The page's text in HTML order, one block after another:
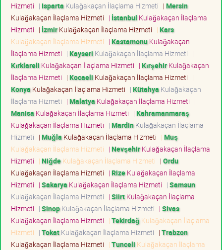
Hizmeti | Isparta Kulağakaçan İlaçlama Hizmeti | Mersin
Kulağakaçan İlaçlama Hizmeti | İstanbul Kulağakaçan İlaçlama
Hizmeti | İzmirKulağakaçan İlaçlama Hizmeti | Kars
Kulağakaçan İlaçlama Hizmeti | KastamonuKulağakaçan
İlaçlama Hizmeti | Kayseri Kulağakaçan İlaçlama Hizmeti |
Kırklareli Kulağakaçan İlaçlama Hizmeti | KırşehirKulağakaçan
İlaçlama Hizmeti | Kocaeli Kulağakaçan İlaçlama Hizmeti |
Konya Kulağakaçan İlaçlama Hizmeti | Kütahya Kulağakaçan
İlaçlama Hizmeti | Malatya Kulağakaçan İlaçlama Hizmeti |
Manisa Kulağakaçan İlaçlama Hizmeti | Kahramanmaraş
Kulağakaçan İlaçlama Hizmeti | MardinKulağakaçan İlaçlama
Hizmeti | Muğla Kulağakaçan İlaçlama Hizmeti | Muş
Kulağakaçan İlaçlama Hizmeti | NevşehirKulağakaçan İlaçlama
Hizmeti | NiğdeKulağakaçan İlaçlama Hizmeti | Ordu
Kulağakaçan İlaçlama Hizmeti | RizeKulağakaçan İlaçlama
Hizmeti | Sakarya Kulağakaçan İlaçlama Hizmeti | Samsun
Kulağakaçan İlaçlama Hizmeti | SiirtKulağakaçan İlaçlama
Hizmeti | SinopKulağakaçan İlaçlama Hizmeti | Sivas
Kulağakaçan İlaçlama Hizmeti | Tekirdağ Kulağakaçan İlaçlama
Hizmeti | TokatKulağakaçan İlaçlama Hizmeti | Trabzon
Kulağakaçan İlaçlama Hizmeti | Tunceli Kulağakaçan İlaçlama